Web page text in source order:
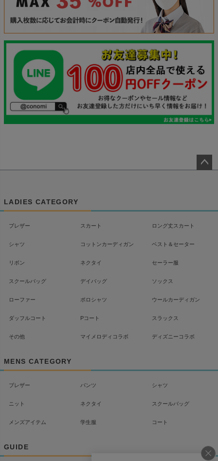
LADIES CATEGORY
ブレザー スカート ロング丈スカート
シャツ コットンカーディガン ベスト＆セーター
リボン ネクタイ セーラー服
スクールバッグ デイバッグ ソックス
ローファー ポロシャツ ウールカーディガン
ダッフルコート Pコート スラックス
その他 マイメロディコラボ ディズニーコラボ
MENS CATEGORY
ブレザー パンツ シャツ
ニット ネクタイ スクールバッグ
メンズアイテム 学生服 コート
GUIDE